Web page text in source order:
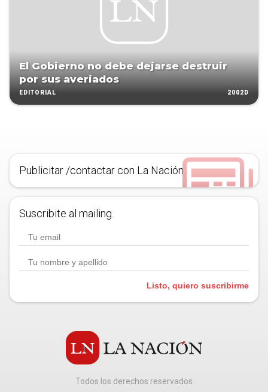
El Gobierno no debe dejarse destruir
por sus averiados
EDITORIAL 2002D
Publicitar /contactar con La Nación
Suscribite al mailing.
Listo, quiero suscribirme
Todos los derechos reservados